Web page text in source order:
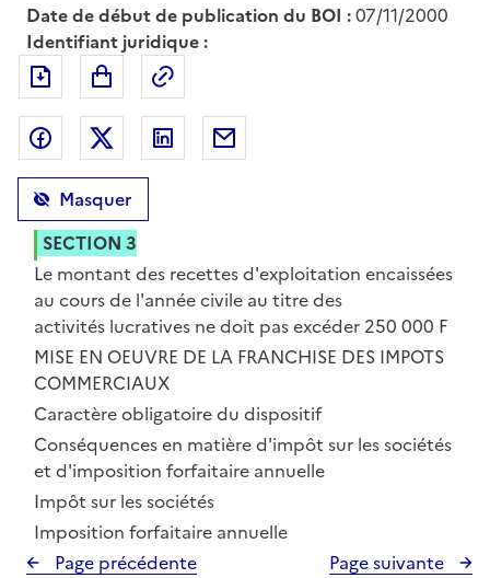
Date de début de publication du BOI :07/11/2000
Identifiant juridique :
Exporter le document au format pdf
Partager sur Facebook
Partager sur Twitter
Partager sur LinkedIn
Masquer
SECTION 3
Le montant des recettes d'exploitation encaissées
au cours de l'année civile au titre des
activités lucratives ne doit pas excéder 250 000 F
CHAPITRE TROISIEME
MISE EN OEUVRE DE LA FRANCHISE DES IMPOTS
COMMERCIAUX
SECTION 1
Caractère obligatoire du dispositif
SECTION 2
Conséquences en matière d'impôt sur les sociétés
et d'imposition forfaitaire annuelle
SOUS-SECTION 1
Impôt sur les sociétés
SOUS-SECTION 2
Imposition forfaitaire annuelle
Page précédente
Page suivante